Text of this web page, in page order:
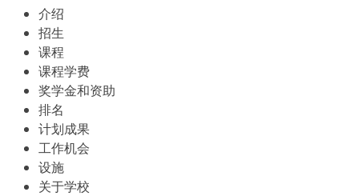
介绍
招生
课程
课程学费
奖学金和资助
排名
计划成果
工作机会
设施
关于学校